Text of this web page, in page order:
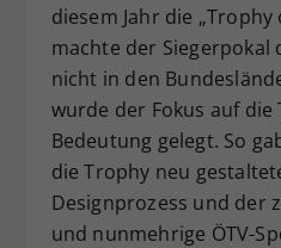
diesem Jahr die „Trophy
machte der Siegerpokal
nicht in den
wurde der Fokus auf
Bedeutung gelegt. So
die Trophy neu
Designprozess und der
und nunmehrige ÖTV-